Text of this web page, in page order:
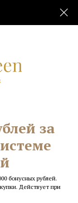
за
бонусных рублей.
Действует при